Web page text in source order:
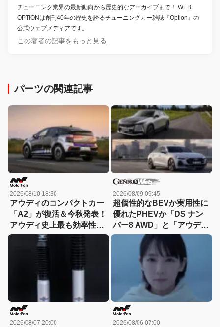
チューニング業界の最新動向から歴史的なアーカイブまで！ WEB
OPTIONは創刊40年の歴史を誇るチューニングカー雑誌『Option』の
公式ウェブメディアです。
この著者の記事をもっと見る
パーツの関連記事
2026/08/10 18:30
アウディのコンパクトカー
「A2」が復活＆今秋発表！
アウディ史上最も効率性の
高いEVモデルになる!?
2026/08/09 09:45
超個性的なBEVか実用性に
優れたPHEVか「DS ナン
バー8 AWD」と「アウディ
A5 eハイブリッド」を比較
2026/08/07 20:00 2026/08/06 07:00